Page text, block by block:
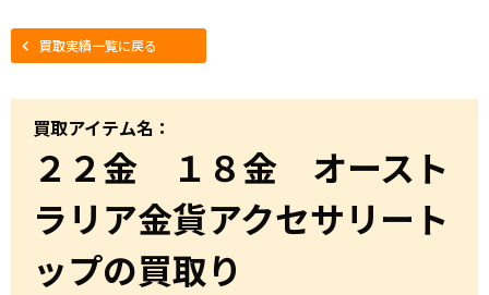
買取実績一覧に戻る
買取アイテム名：
２２金 １８金 オースト
ラリア金貨アクセサリート
ップの買取り